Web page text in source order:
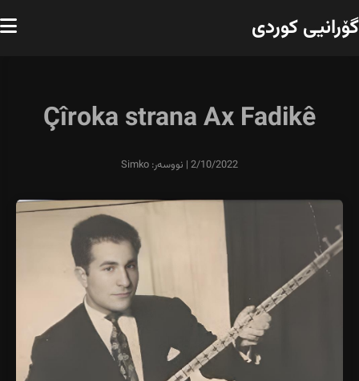
گۆرانیی کوردی
Çîroka strana Ax Fadikê
2/10/2022 | نووسەر: Simko